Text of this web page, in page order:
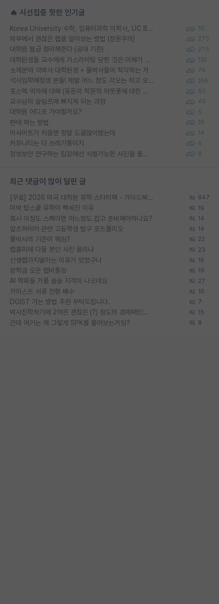
🔥 시선집중 핫한 인기글
Korea University 수학, 컴퓨터과학 이학사, UC Berkeley 산업공학 대학원 공학박사가 되는 것은 쉽지 않겠죠? 10
외부에서 괜찮은 랩을 알아보는 방법 (장문주의) 275
대학원 월급 정리해준다 (공대 기준) 275
대학원생들 교수에게 가스라이팅 당한 것은 이해가 갑니다. 안타깝네요. 119
소재분야 석박사 대학원생 + 물박사들이 착각하는 거 76
석사입학예정생 분들! 제발 어느 정도 각오는 하고 오세요. 156
포스텍 억까에 대해 (동문의 학문적 아웃풋에 대한 반박) 50
교수님이 슬럼프에 빠지게 되는 과정 40
대학원 어디로 가야할까요? 5
편애 하는 방법 16
이사이트가 처음엔 정말 도움많이됐는데 14
커뮤니티는 다 쓰레기통이지 6
정보보안 연구하는 입장에선 식별가능한 사진을 올리는건 비추이긴함 6
최근 댓글이 많이 달린 글
[무료] 2026 미국 대학원 유학 스타터팩 - 가이드북 & 합격자 컨택메일 템플릿 647
미박 탑스쿨 유학이 빡세진 이유 19
혹시 이정도 스펙이면 어느정도 잡고 준비해야하나요? 14
알츠하이머 관련 고등학생 탐구 포트폴리오 14
물박사의 기준이 뭐임? 22
랩홈피에 다들 본인 사진 올리냐 23
신생랩가지말라는 이유가 있었구나 16
장학금 모은 랩비통장 19
AI 학회들 거품 슬슬 지적이 나오네요 27
카이스트 서류 전형 배수 10
DGIST 가는 방법 추천 부탁드립니다. 7
박사진학하기에 2억은 괜찮은 (?) 정도의 경제력인가요 15
근데 여기는 왜 그렇게 SPK를 물어보는거임? 8